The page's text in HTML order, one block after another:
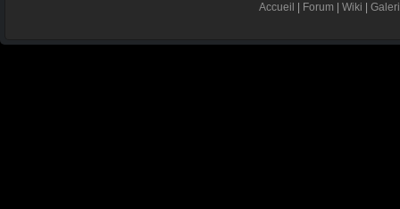
Accueil Forum Wiki